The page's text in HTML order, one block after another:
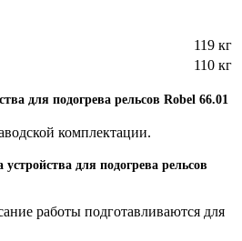
119 кг
110 кг
для подогрева рельсов Robel 66.01
комплектации.
для подогрева рельсов
работы подготавливаются для